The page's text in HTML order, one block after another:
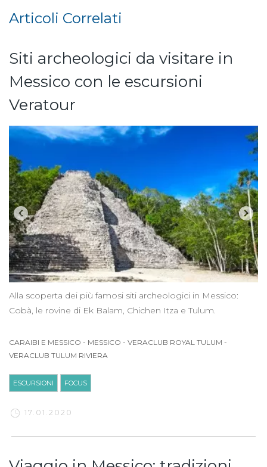
Articoli Correlati
Siti archeologici da visitare in
Messico con le escursioni
Veratour
Alla scoperta dei più famosi siti archeologici in Messico:
Cobà, le rovine di Ek Balam, Chichen Itza e Tulum.
CARAIBI E MESSICO - MESSICO - VERACLUB ROYAL TULUM -
VERACLUB TULUM RIVIERA
ESCURSIONI FOCUS
17.01.2020